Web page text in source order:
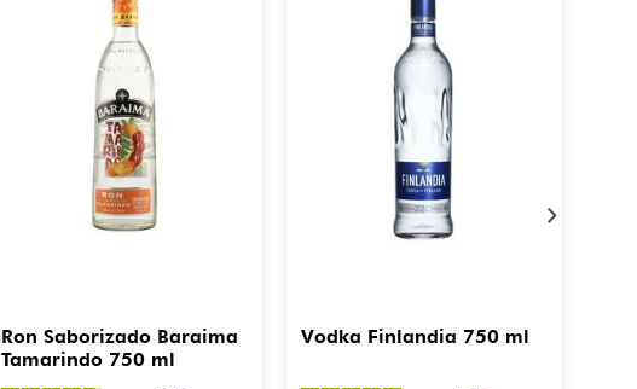
Ron Saborizado Baraima
Tamarindo 750 ml
Vodka Finlandia 750 ml